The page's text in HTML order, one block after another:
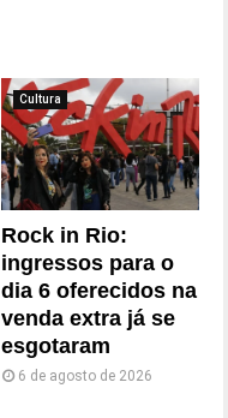
Cultura
Rock in Rio:
ingressos para o
dia 6 oferecidos na
venda extra já se
esgotaram
6 de agosto de 2026